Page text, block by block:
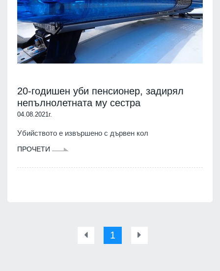
20-годишен уби пенсионер, задирял
непълнолетната му сестра
04.08.2021г.
Убийството е извършено с дървен кол
ПРОЧЕТИ
1